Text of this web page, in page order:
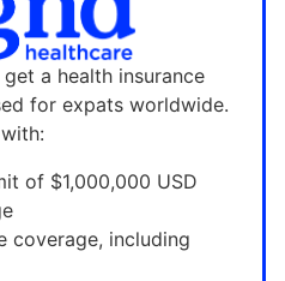
a health insurance
for expats worldwide.
of $1,000,000 USD
coverage, including